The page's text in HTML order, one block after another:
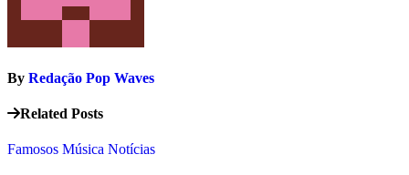
By Redação Pop Waves
Related Posts
Famosos Música Notícias